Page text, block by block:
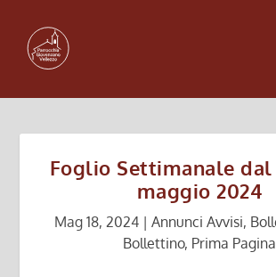
Foglio Settimanale dal
maggio 2024
Mag 18, 2024 | Annunci Avvisi,
Bollettino, Prima Pagina